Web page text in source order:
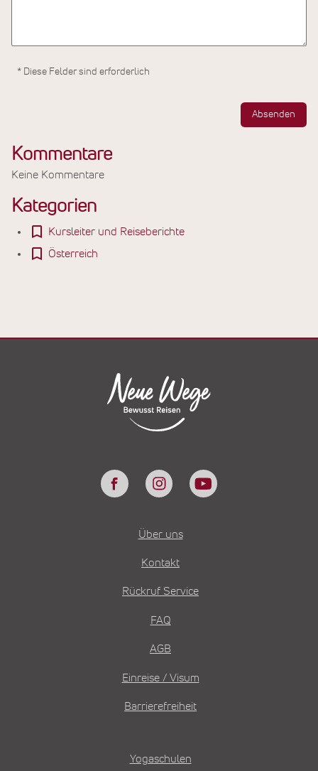
* Diese Felder sind erforderlich
Absenden
Kommentare
Keine Kommentare
Kategorien
Kursleiter und Reiseberichte
Österreich
Über uns
Kontakt
Rückruf Service
FAQ
AGB
Einreise / Visum
Barrierefreiheit
Yogaschulen